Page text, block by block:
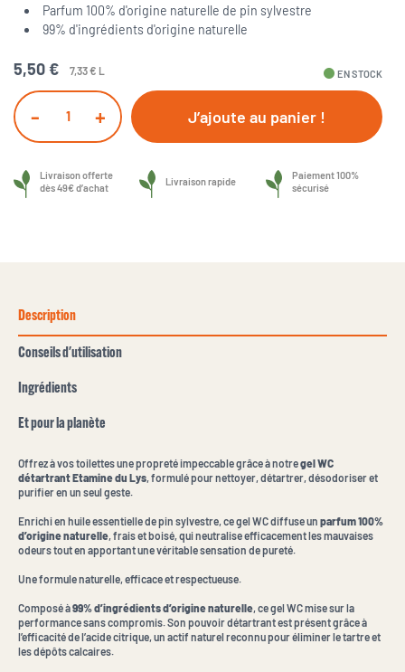
Parfum 100% d'origine naturelle de pin sylvestre
99% d'ingrédients d'origine naturelle
5,50 € 7,33 € L fiber_manual_record EN STOCK
- + J’ajoute au panier !
Livraison offerte
dès 49€ d’achat
Livraison rapide
Paiement 100%
sécurisé
Description
Conseils d'utilisation
Ingrédients
Et pour la planète
Offrez à vos toilettes une propreté impeccable grâce à notregel WC
détartrant Etamine du Lys , formulé pour nettoyer, détartrer, désodoriser et
purifier en un seul geste.
Enrichi en huile essentielle de pin sylvestre, ce gel WC diffuse un parfum 100%
d’origine naturelle , frais et boisé, qui neutralise efficacement les mauvaises
odeurs tout en apportant une véritable sensation de pureté.
Une formule naturelle, efficace et respectueuse.
Composé à99% d’ingrédients d’origine naturelle , ce gel WC mise sur la
performance sans compromis. Son pouvoir détartrant est présent grâce à
l’efficacité de l’acide citrique, un actif naturel reconnu pour éliminer le tartre et
les dépôts calcaires.